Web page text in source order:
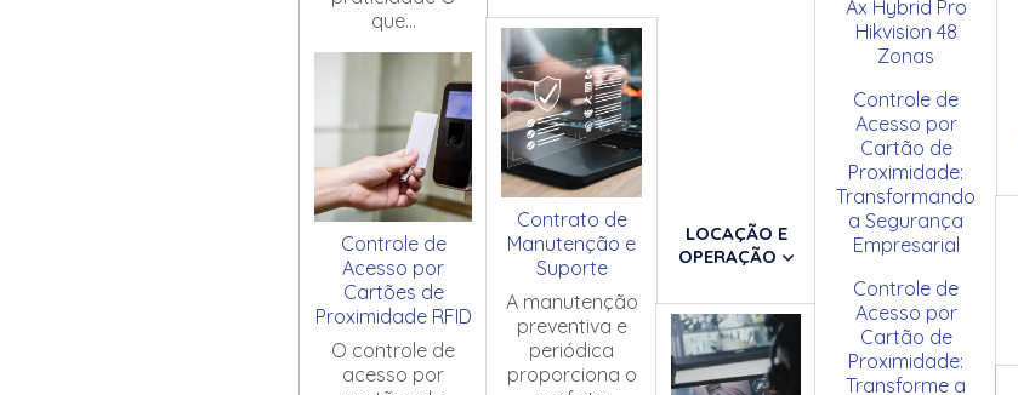
que...
Controle de
Acesso por
Cartões de
Proximidade RFID
O controle de
acesso por
Contrato de
Manutenção e
Suporte
A manutenção
preventiva e
periódica
proporciona o
LOCAÇÃO E
OPERAÇÃO
Ax Hybrid Pro
Hikvision 48
Zonas
Controle de
Acesso por
Cartão de
Proximidade:
Transformando
a Segurança
Empresarial
Controle de
Acesso por
Cartão de
Proximidade:
Transforme a